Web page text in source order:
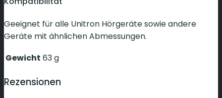
Geeignet für alle Unitron Hörgeräte sowie andere
Geräte mit ähnlichen Abmessungen.
Gewicht 63 g
Rezensionen